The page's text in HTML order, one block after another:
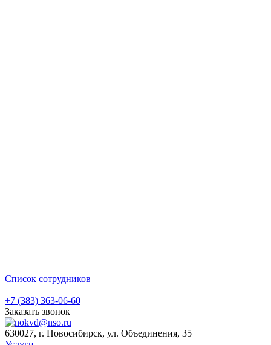
Список сотрудников
+7 (383) 363-06-60
Заказать звонок
630027, г. Новосибирск, ул. Объединения, 35